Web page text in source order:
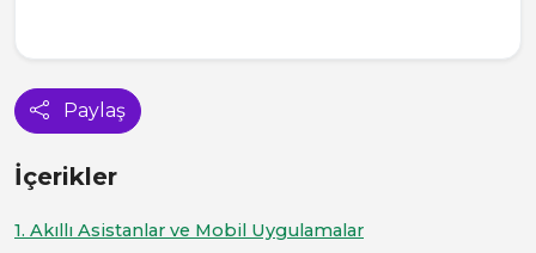
Paylaş
İçerikler
1. Akıllı Asistanlar ve Mobil Uygulamalar